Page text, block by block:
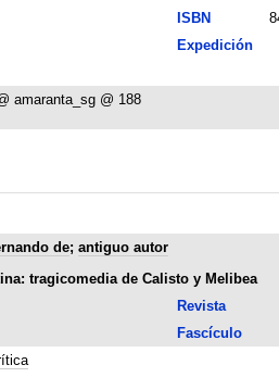
ISBN
Expedición
amaranta_sg @ 188
de; antiguo autor
tragicomedia de Calisto y Melibea
Revista
Fascículo